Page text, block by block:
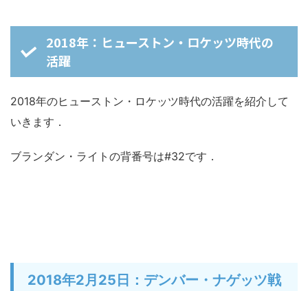
2018年：ヒューストン・ロケッツ時代の
活躍
2018年のヒューストン・ロケッツ時代の活躍を紹介して
いきます．
ブランダン・ライトの背番号は#32です．
2018年2月25日：デンバー・ナゲッツ戦